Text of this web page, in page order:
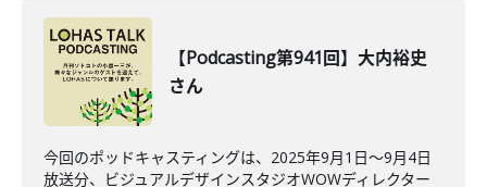
【Podcasting第941回】大内裕史
さん
今回のポッドキャスティングは、2025年9月1日〜9月4日
放送分、ビジュアルデザインスタジオWOWディレクター